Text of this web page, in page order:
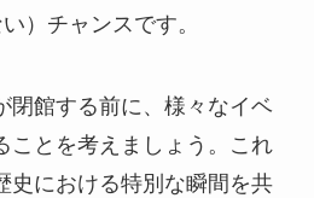
）チャンスです。
閉館する前に、様々なイベ
ことを考えましょう。これ
史における特別な瞬間を共